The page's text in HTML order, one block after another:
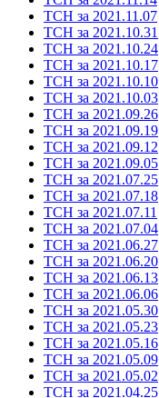
ТСН за 2021.11.07
ТСН за 2021.10.31
ТСН за 2021.10.24
ТСН за 2021.10.17
ТСН за 2021.10.10
ТСН за 2021.10.03
ТСН за 2021.09.26
ТСН за 2021.09.19
ТСН за 2021.09.12
ТСН за 2021.09.05
ТСН за 2021.07.25
ТСН за 2021.07.18
ТСН за 2021.07.11
ТСН за 2021.07.04
ТСН за 2021.06.27
ТСН за 2021.06.20
ТСН за 2021.06.13
ТСН за 2021.06.06
ТСН за 2021.05.30
ТСН за 2021.05.23
ТСН за 2021.05.16
ТСН за 2021.05.09
ТСН за 2021.05.02
ТСН за 2021.04.25